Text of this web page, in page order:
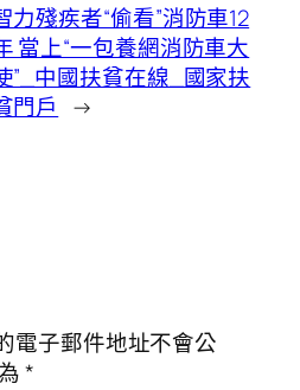
力殘疾者“偷看”消防車12
當上“一包養網消防車大
”_中國扶貧在線_國家扶
門戶
→
電子郵件地址不會公
*